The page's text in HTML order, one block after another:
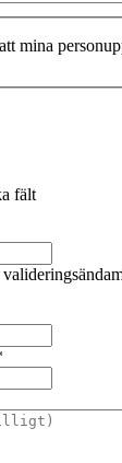
mina
fält